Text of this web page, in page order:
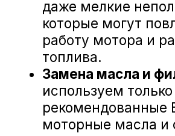
© Группа компаний «А-Драйв» 2003 - 2026
Контакты
Статьи
Сервис AITO SERES
Сервис Volkswagen